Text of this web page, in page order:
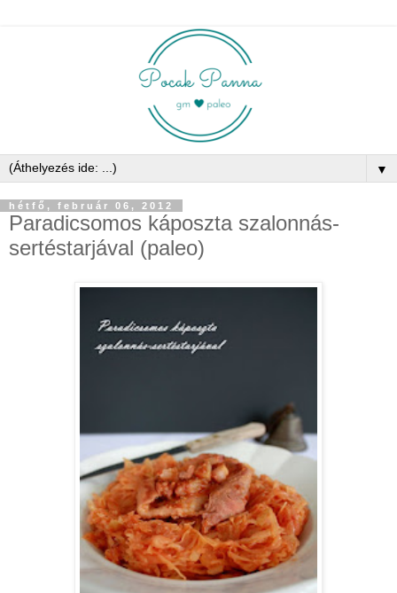
▼
hétfő, február 06, 2012
Paradicsomos káposzta szalonnás-
sertéstarjával (paleo)